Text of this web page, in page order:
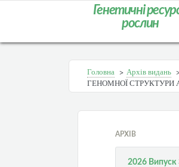
Генетичні
рослин
Головна > Архів видань
ГЕНОМНОЇ СТРУКТУРИ
АРХІВ
2026 Випуск